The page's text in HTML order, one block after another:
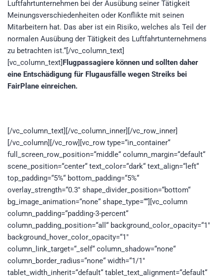
Luftfahrtunternehmen bei der Ausübung seiner Tätigkeit
Meinungsverschiedenheiten oder Konflikte mit seinen
Mitarbeitern hat. Das aber ist ein Risiko, welches als Teil der
normalen Ausübung der Tätigkeit des Luftfahrtunternehmens
zu betrachten ist.“[/vc_column_text]
[vc_column_text]Flugpassagiere können und sollten daher
eine Entschädigung für Flugausfälle wegen Streiks bei
FairPlane einreichen.
[/vc_column_text][/vc_column_inner][/vc_row_inner]
[/vc_column][/vc_row][vc_row type=“in_container“
full_screen_row_position=“middle“ column_margin=“default“
scene_position=“center“ text_color=“dark“ text_align=“left“
top_padding=“5%“ bottom_padding=“5%“
overlay_strength=“0.3″ shape_divider_position=“bottom“
bg_image_animation=“none“ shape_type=““][vc_column
column_padding=“padding-3-percent“
column_padding_position=“all“ background_color_opacity=“1″
background_hover_color_opacity=“1″
column_link_target=“_self“ column_shadow=“none“
column_border_radius=“none“ width=“1/1″
tablet_width_inherit=“default“ tablet_text_alignment=“default“